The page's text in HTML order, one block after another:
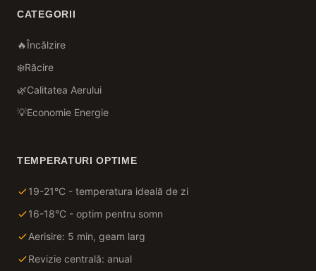
CATEGORII
🔥Încălzire
❄️Răcire
🌿Calitatea Aerului
💡Economie Energie
TEMPERATURI OPTIME
19-21°C - temperatura ideală de zi
16-18°C - optim pentru somn
Aerisire: 5 min, geam larg
Revizie centrală: anual